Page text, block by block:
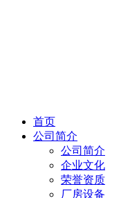
首页
公司简介
公司简介
企业文化
荣誉资质
厂房设备